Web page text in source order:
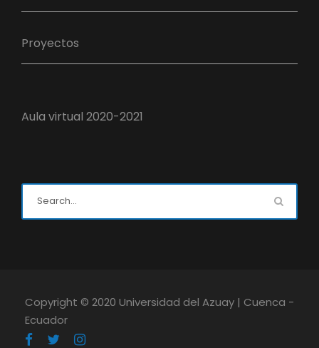
Proyectos
Aula virtual 2020-2021
Copyright © 2020 Universidad del Azuay | Cuenca -
Ecuador